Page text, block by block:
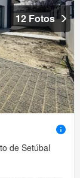
12 Fotos
de Setúbal